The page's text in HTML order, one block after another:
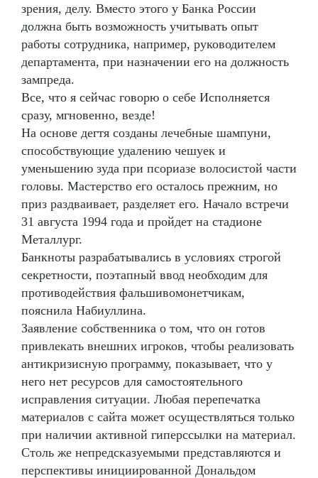
зрения, делу. Вместо этого у Банка России
должна быть возможность учитывать опыт
работы сотрудника, например, руководителем
департамента, при назначении его на должность
зампреда.
Все, что я сейчас говорю о себе Исполняется
сразу, мгновенно, везде!
На основе дегтя созданы лечебные шампуни,
способствующие удалению чешуек и
уменьшению зуда при псориазе волосистой части
головы. Мастерство его осталось прежним, но
приз раздваивает, разделяет его. Начало встречи
31 августа 1994 года и пройдет на стадионе
Металлург.
Банкноты разрабатывались в условиях строгой
секретности, поэтапный ввод необходим для
противодействия фальшивомонетчикам,
пояснила Набиуллина.
Заявление собственника о том, что он готов
привлекать внешних игроков, чтобы реализовать
антикризисную программу, показывает, что у
него нет ресурсов для самостоятельного
исправления ситуации. Любая перепечатка
материалов с сайта может осуществляться только
при наличии активной гиперссылки на материал.
Столь же непредсказуемыми представляются и
перспективы инициированной Дональдом